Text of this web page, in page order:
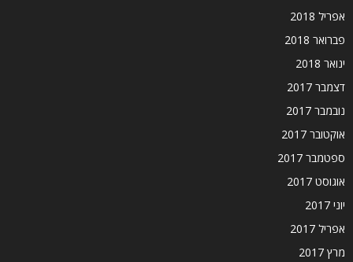
אפריל 2018
פברואר 2018
ינואר 2018
דצמבר 2017
נובמבר 2017
אוקטובר 2017
ספטמבר 2017
אוגוסט 2017
יוני 2017
אפריל 2017
מרץ 2017